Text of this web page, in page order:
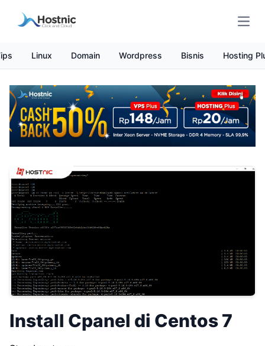
Linux Domain Wordpress Bisnis Hosting
Install Cpanel di Centos 7